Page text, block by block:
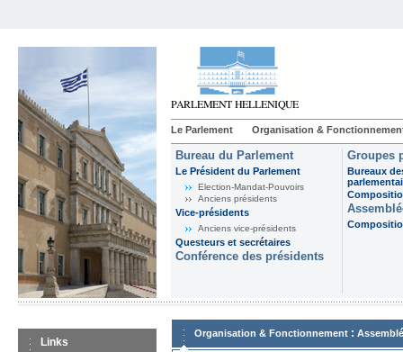
Le Parlement Organisation &
Bureau du Parlement
Le Président du Parlement
Election-Mandat-Pouvoirs
Anciens présidents
Vice-présidents
Anciens vice-présidents
Questeurs et secrétaires
Conférence des présidents
Groupes
Bureaux
Links
Organisation & Fonctionnement :